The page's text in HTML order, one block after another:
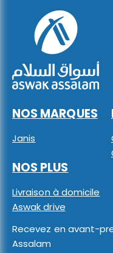
NOS MARQUES
Janis
NOS PLUS
Livraison à domicile
Aswak drive
Recevez en avant-
Assalam